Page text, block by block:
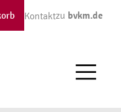
Kontaktzu bvkm.de